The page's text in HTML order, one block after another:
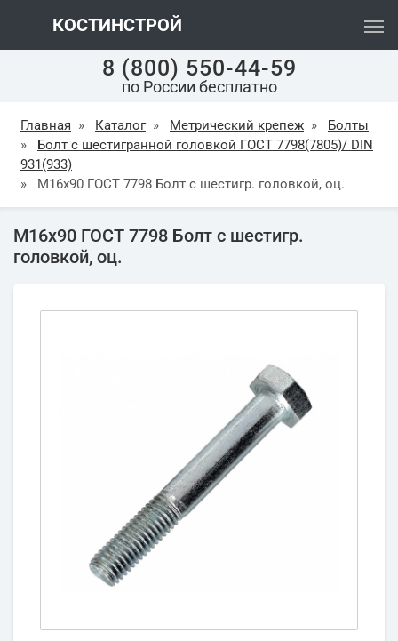
КОСТИНСТРОЙ
8 (800) 550-44-59
по России бесплатно
Главная » Каталог » Метрический крепеж »
Болты
»
Болт с шестигранной головкой ГОСТ 7798(7805)/ DIN
931(933)
»
М16х90 ГОСТ 7798 Болт с шестигр. головкой, оц.
М16х90 ГОСТ 7798 Болт с шестигр.
головкой, оц.